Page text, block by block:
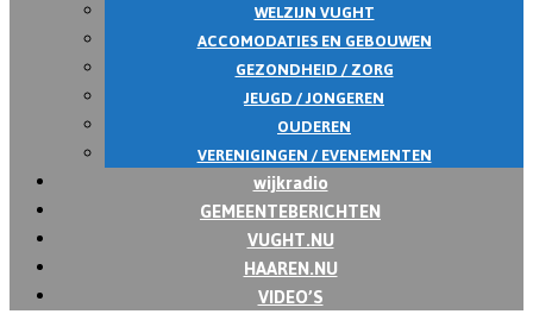
WELZIJN VUGHT
ACCOMODATIES EN GEBOUWEN
GEZONDHEID / ZORG
JEUGD / JONGEREN
OUDEREN
VERENIGINGEN / EVENEMENTEN
wijkradio
GEMEENTEBERICHTEN
VUGHT.NU
HAAREN.NU
VIDEO’S